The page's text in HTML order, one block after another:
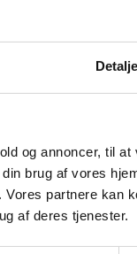
og annoncer, til
brug af vores
partnere kan
af deres tjenester.